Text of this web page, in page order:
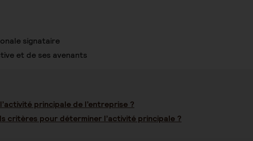
signataire
et de ses avenants
principale de l’entreprise ?
critères pour déterminer l’activité principale ?